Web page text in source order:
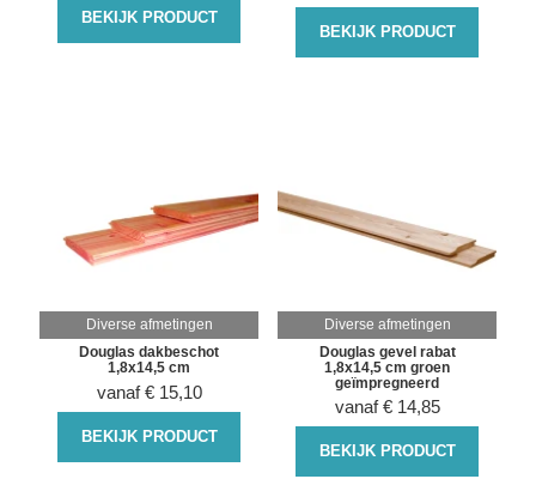
BEKIJK PRODUCT
BEKIJK PRODUCT
Diverse afmetingen
Douglas dakbeschot
1,8x14,5 cm
vanaf € 15,10
BEKIJK PRODUCT
Diverse afmetingen
Douglas gevel rabat
1,8x14,5 cm groen
geïmpregneerd
vanaf € 14,85
BEKIJK PRODUCT